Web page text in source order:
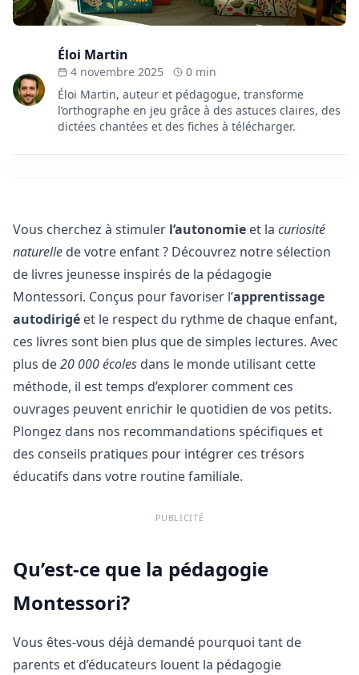
Éloi Martin
4 novembre 2025
0 min
Éloi Martin, auteur et pédagogue, transforme
l’orthographe en jeu grâce à des astuces claires, des
dictées chantées et des fiches à télécharger.
Vous cherchez à stimuler l’autonomie et la curiosité
naturelle de votre enfant ? Découvrez notre sélection
de livres jeunesse inspirés de la pédagogie
Montessori. Conçus pour favoriser l’apprentissage
autodirigé et le respect du rythme de chaque enfant,
ces livres sont bien plus que de simples lectures. Avec
plus de20 000 écoles dans le monde utilisant cette
méthode, il est temps d’explorer comment ces
ouvrages peuvent enrichir le quotidien de vos petits.
Plongez dans nos recommandations spécifiques et
des conseils pratiques pour intégrer ces trésors
éducatifs dans votre routine familiale.
PUBLICITÉ
Qu’est-ce que la pédagogie
Montessori?
Vous êtes-vous déjà demandé pourquoi tant de
parents et d’éducateurs louent la pédagogie